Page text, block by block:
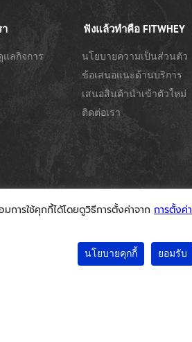
า ฟังแล้วทำคือ FITWHEY
แลกิจการ
นโยบายความเป็นส่วนตัว
ข้อเสนอแนะด้านบริการ
เสนอสินค้านำเข้าตัวใหม่
ติดต่อเรา
ารใช้คุกกี้ได้โดยดูวิธีการตั้งค่าจาก การตั้งค่า
นโยบายคุกกี้ ยอมรับ